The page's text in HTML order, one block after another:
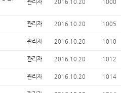
관리자 2016.10.20 1000
관리자 2016.10.20 1005
관리자 2016.10.20 1010
관리자 2016.10.20 1012
관리자 2016.10.20 1014